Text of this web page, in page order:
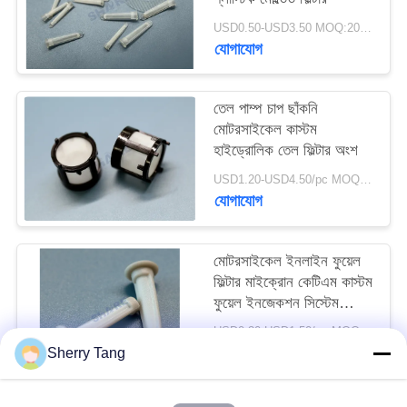
উদ্ধৃতি
অনুরোধ
PRIVACY
POLICY
USD0.50-USD3.50 MOQ:200pcs
যোগাযোগ
তেল পাম্প চাপ ছাঁকনি
মোটরসাইকেল কাস্টম
হাইড্রোলিক তেল ফিল্টার অংশ
USD1.20-USD4.50/pc MOQ:200pcs
যোগাযোগ
মোটরসাইকেল ইনলাইন ফুয়েল
ফিল্টার মাইক্রোন কেটিএম কাস্টম
ফুয়েল ইনজেকশন সিস্টেম
স্ট্রেনার
USD0.30-USD1.50/pc MOQ:200PCS
Sherry Tang